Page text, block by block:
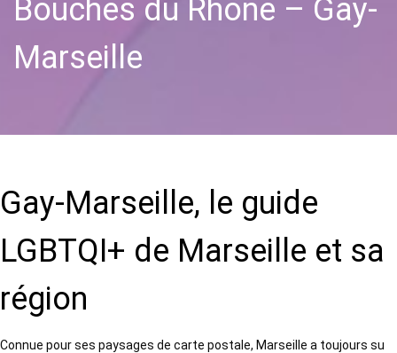
Bouches du Rhône – Gay-
Marseille
Gay-Marseille, le guide
LGBTQI+ de Marseille et sa
région
Connue pour ses paysages de carte postale, Marseille a toujours su